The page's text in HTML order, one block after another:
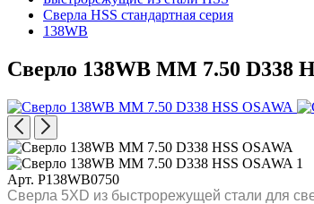
Сверла HSS стандартная серия
138WB
Сверло 138WB MM 7.50 D338
Арт. P138WB0750
Сверла 5XD из быстрорежущей стали для